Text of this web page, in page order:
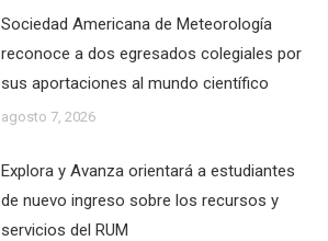
Sociedad Americana de Meteorología
reconoce a dos egresados colegiales por
sus aportaciones al mundo científico
agosto 7, 2026
Explora y Avanza orientará a estudiantes
de nuevo ingreso sobre los recursos y
servicios del RUM